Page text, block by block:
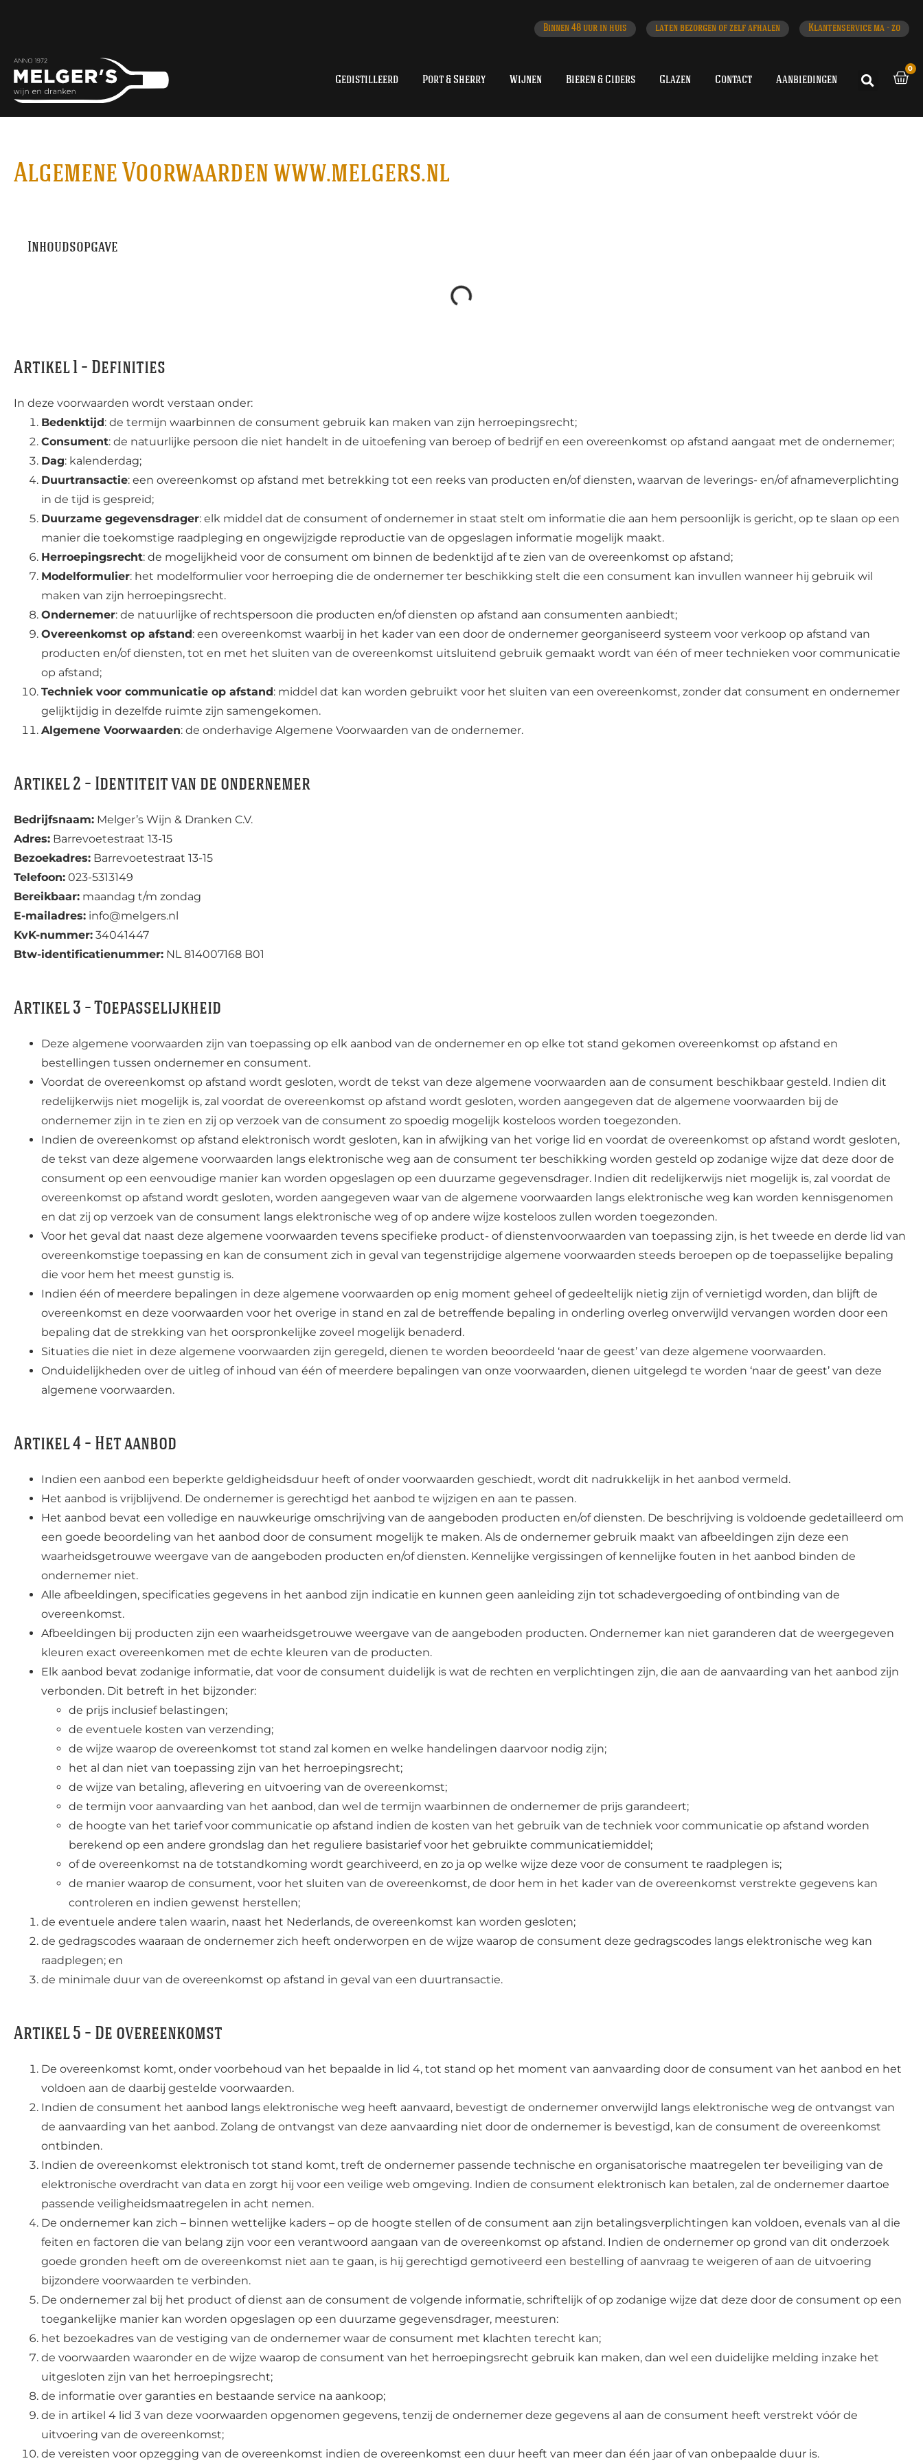
Binnen 48 uur in huis laten bezorgen of zelf afhalen Klantenservice ma - zo
Gedistilleerd Port & Sherry Wijnen Bieren & Ciders Glazen Contact Aanbiedingen
0
Algemene Voorwaarden www.melgers.nl
Inhoudsopgave
Artikel 1 – Definities
In deze voorwaarden wordt verstaan onder:
Bedenktijd: de termijn waarbinnen de consument gebruik kan maken van zijn herroepingsrecht;
Consument: de natuurlijke persoon die niet handelt in de uitoefening van beroep of bedrijf en een overeenkomst op afstand aangaat met de ondernemer;
Dag: kalenderdag;
Duurtransactie: een overeenkomst op afstand met betrekking tot een reeks van producten en/of diensten, waarvan de leverings- en/of afnameverplichting
in de tijd is gespreid;
Duurzame gegevensdrager: elk middel dat de consument of ondernemer in staat stelt om informatie die aan hem persoonlijk is gericht, op te slaan op een
manier die toekomstige raadpleging en ongewijzigde reproductie van de opgeslagen informatie mogelijk maakt.
Herroepingsrecht: de mogelijkheid voor de consument om binnen de bedenktijd af te zien van de overeenkomst op afstand;
Modelformulier: het modelformulier voor herroeping die de ondernemer ter beschikking stelt die een consument kan invullen wanneer hij gebruik wil
maken van zijn herroepingsrecht.
Ondernemer: de natuurlijke of rechtspersoon die producten en/of diensten op afstand aan consumenten aanbiedt;
Overeenkomst op afstand: een overeenkomst waarbij in het kader van een door de ondernemer georganiseerd systeem voor verkoop op afstand van
producten en/of diensten, tot en met het sluiten van de overeenkomst uitsluitend gebruik gemaakt wordt van één of meer technieken voor communicatie
op afstand;
Techniek voor communicatie op afstand: middel dat kan worden gebruikt voor het sluiten van een overeenkomst, zonder dat consument en ondernemer
gelijktijdig in dezelfde ruimte zijn samengekomen.
Algemene Voorwaarden: de onderhavige Algemene Voorwaarden van de ondernemer.
Artikel 2 – Identiteit van de ondernemer
Bedrijfsnaam: Melger’s Wijn & Dranken C.V.
Adres: Barrevoetestraat 13-15
Bezoekadres: Barrevoetestraat 13-15
Telefoon: 023-5313149
Bereikbaar: maandag t/m zondag
E-mailadres: info@melgers.nl
KvK-nummer: 34041447
Btw-identificatienummer: NL 814007168 B01
Artikel 3 – Toepasselijkheid
Deze algemene voorwaarden zijn van toepassing op elk aanbod van de ondernemer en op elke tot stand gekomen overeenkomst op afstand en
bestellingen tussen ondernemer en consument.
Voordat de overeenkomst op afstand wordt gesloten, wordt de tekst van deze algemene voorwaarden aan de consument beschikbaar gesteld. Indien dit
redelijkerwijs niet mogelijk is, zal voordat de overeenkomst op afstand wordt gesloten, worden aangegeven dat de algemene voorwaarden bij de
ondernemer zijn in te zien en zij op verzoek van de consument zo spoedig mogelijk kosteloos worden toegezonden.
Indien de overeenkomst op afstand elektronisch wordt gesloten, kan in afwijking van het vorige lid en voordat de overeenkomst op afstand wordt gesloten,
de tekst van deze algemene voorwaarden langs elektronische weg aan de consument ter beschikking worden gesteld op zodanige wijze dat deze door de
consument op een eenvoudige manier kan worden opgeslagen op een duurzame gegevensdrager. Indien dit redelijkerwijs niet mogelijk is, zal voordat de
overeenkomst op afstand wordt gesloten, worden aangegeven waar van de algemene voorwaarden langs elektronische weg kan worden kennisgenomen
en dat zij op verzoek van de consument langs elektronische weg of op andere wijze kosteloos zullen worden toegezonden.
Voor het geval dat naast deze algemene voorwaarden tevens specifieke product- of dienstenvoorwaarden van toepassing zijn, is het tweede en derde lid van
overeenkomstige toepassing en kan de consument zich in geval van tegenstrijdige algemene voorwaarden steeds beroepen op de toepasselijke bepaling
die voor hem het meest gunstig is.
Indien één of meerdere bepalingen in deze algemene voorwaarden op enig moment geheel of gedeeltelijk nietig zijn of vernietigd worden, dan blijft de
overeenkomst en deze voorwaarden voor het overige in stand en zal de betreffende bepaling in onderling overleg onverwijld vervangen worden door een
bepaling dat de strekking van het oorspronkelijke zoveel mogelijk benaderd.
Situaties die niet in deze algemene voorwaarden zijn geregeld, dienen te worden beoordeeld ‘naar de geest’ van deze algemene voorwaarden.
Onduidelijkheden over de uitleg of inhoud van één of meerdere bepalingen van onze voorwaarden, dienen uitgelegd te worden ‘naar de geest’ van deze
algemene voorwaarden.
Artikel 4 – Het aanbod
Indien een aanbod een beperkte geldigheidsduur heeft of onder voorwaarden geschiedt, wordt dit nadrukkelijk in het aanbod vermeld.
Het aanbod is vrijblijvend. De ondernemer is gerechtigd het aanbod te wijzigen en aan te passen.
Het aanbod bevat een volledige en nauwkeurige omschrijving van de aangeboden producten en/of diensten. De beschrijving is voldoende gedetailleerd om
een goede beoordeling van het aanbod door de consument mogelijk te maken. Als de ondernemer gebruik maakt van afbeeldingen zijn deze een
waarheidsgetrouwe weergave van de aangeboden producten en/of diensten. Kennelijke vergissingen of kennelijke fouten in het aanbod binden de
ondernemer niet.
Alle afbeeldingen, specificaties gegevens in het aanbod zijn indicatie en kunnen geen aanleiding zijn tot schadevergoeding of ontbinding van de
overeenkomst.
Afbeeldingen bij producten zijn een waarheidsgetrouwe weergave van de aangeboden producten. Ondernemer kan niet garanderen dat de weergegeven
kleuren exact overeenkomen met de echte kleuren van de producten.
Elk aanbod bevat zodanige informatie, dat voor de consument duidelijk is wat de rechten en verplichtingen zijn, die aan de aanvaarding van het aanbod zijn
verbonden. Dit betreft in het bijzonder:
de prijs inclusief belastingen;
de eventuele kosten van verzending;
de wijze waarop de overeenkomst tot stand zal komen en welke handelingen daarvoor nodig zijn;
het al dan niet van toepassing zijn van het herroepingsrecht;
de wijze van betaling, aflevering en uitvoering van de overeenkomst;
de termijn voor aanvaarding van het aanbod, dan wel de termijn waarbinnen de ondernemer de prijs garandeert;
de hoogte van het tarief voor communicatie op afstand indien de kosten van het gebruik van de techniek voor communicatie op afstand worden
berekend op een andere grondslag dan het reguliere basistarief voor het gebruikte communicatiemiddel;
of de overeenkomst na de totstandkoming wordt gearchiveerd, en zo ja op welke wijze deze voor de consument te raadplegen is;
de manier waarop de consument, voor het sluiten van de overeenkomst, de door hem in het kader van de overeenkomst verstrekte gegevens kan
controleren en indien gewenst herstellen;
de eventuele andere talen waarin, naast het Nederlands, de overeenkomst kan worden gesloten;
de gedragscodes waaraan de ondernemer zich heeft onderworpen en de wijze waarop de consument deze gedragscodes langs elektronische weg kan
raadplegen; en
de minimale duur van de overeenkomst op afstand in geval van een duurtransactie.
Artikel 5 – De overeenkomst
De overeenkomst komt, onder voorbehoud van het bepaalde in lid 4, tot stand op het moment van aanvaarding door de consument van het aanbod en het
voldoen aan de daarbij gestelde voorwaarden.
Indien de consument het aanbod langs elektronische weg heeft aanvaard, bevestigt de ondernemer onverwijld langs elektronische weg de ontvangst van
de aanvaarding van het aanbod. Zolang de ontvangst van deze aanvaarding niet door de ondernemer is bevestigd, kan de consument de overeenkomst
ontbinden.
Indien de overeenkomst elektronisch tot stand komt, treft de ondernemer passende technische en organisatorische maatregelen ter beveiliging van de
elektronische overdracht van data en zorgt hij voor een veilige web omgeving. Indien de consument elektronisch kan betalen, zal de ondernemer daartoe
passende veiligheidsmaatregelen in acht nemen.
De ondernemer kan zich – binnen wettelijke kaders – op de hoogte stellen of de consument aan zijn betalingsverplichtingen kan voldoen, evenals van al die
feiten en factoren die van belang zijn voor een verantwoord aangaan van de overeenkomst op afstand. Indien de ondernemer op grond van dit onderzoek
goede gronden heeft om de overeenkomst niet aan te gaan, is hij gerechtigd gemotiveerd een bestelling of aanvraag te weigeren of aan de uitvoering
bijzondere voorwaarden te verbinden.
De ondernemer zal bij het product of dienst aan de consument de volgende informatie, schriftelijk of op zodanige wijze dat deze door de consument op een
toegankelijke manier kan worden opgeslagen op een duurzame gegevensdrager, meesturen:
het bezoekadres van de vestiging van de ondernemer waar de consument met klachten terecht kan;
de voorwaarden waaronder en de wijze waarop de consument van het herroepingsrecht gebruik kan maken, dan wel een duidelijke melding inzake het
uitgesloten zijn van het herroepingsrecht;
de informatie over garanties en bestaande service na aankoop;
de in artikel 4 lid 3 van deze voorwaarden opgenomen gegevens, tenzij de ondernemer deze gegevens al aan de consument heeft verstrekt vóór de
uitvoering van de overeenkomst;
de vereisten voor opzegging van de overeenkomst indien de overeenkomst een duur heeft van meer dan één jaar of van onbepaalde duur is.